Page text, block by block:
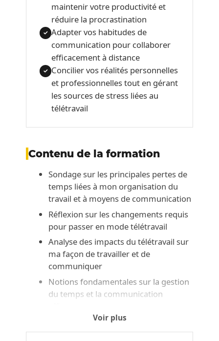
maintenir votre productivité et
réduire la procrastination
✓ Adapter vos habitudes de
communication pour collaborer
efficacement à distance
✓ Concilier vos réalités personnelles
et professionnelles tout en gérant
les sources de stress liées au
télétravail
Contenu de la formation
Sondage sur les principales pertes de
temps liées à mon organisation du
travail et à moyens de communication
Réflexion sur les changements requis
pour passer en mode télétravail
Analyse des impacts du télétravail sur
ma façon de travailler et de
communiquer
Notions fondamentales sur la gestion
du temps et la communication
Les essentiels pour le télétravail :
organisation et ergonomie
Voir plus